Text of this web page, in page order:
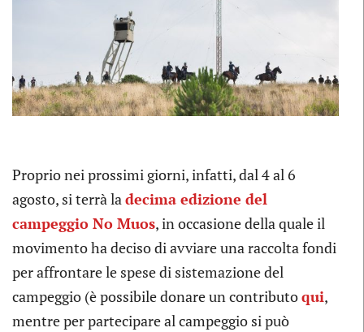
Proprio nei prossimi giorni, infatti, dal 4 al 6
agosto, si terrà ladecima edizione del
campeggio No Muos, in occasione della quale il
movimento ha deciso di avviare una raccolta fondi
per affrontare le spese di sistemazione del
campeggio (è possibile donare un contributoqui,
mentre per partecipare al campeggio si può